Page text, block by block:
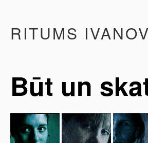
RITUMS
Būt un